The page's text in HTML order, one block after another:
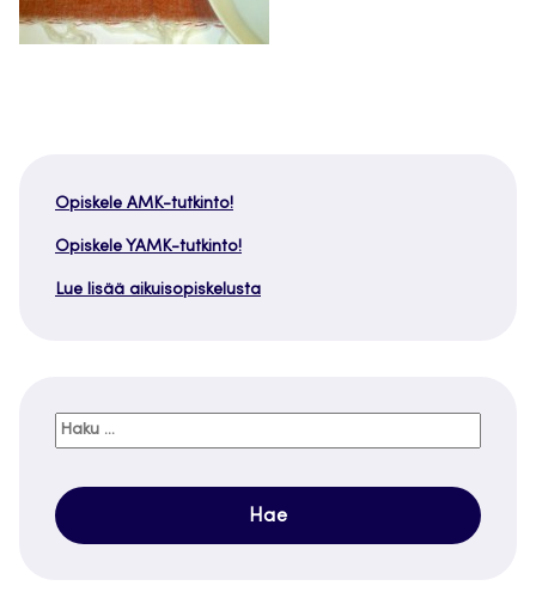
Opiskele AMK-tutkinto!
Opiskele YAMK-tutkinto!
Lue lisää aikuisopiskelusta
Haku: